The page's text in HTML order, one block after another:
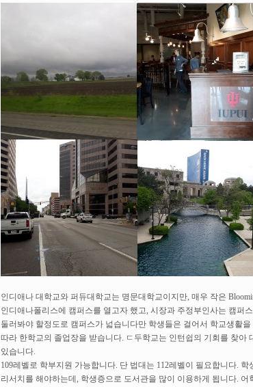
인디애나 대학교와 퍼듀대학교는 명문대학교이지만, 매우 작은
인디애나폴리스에 캠퍼스를 열고자 했고, 시장과 주정부인사는 캠퍼
둘러봐야 할정도로 캠퍼스가 넓습니다만 학생들은 걸어서 학교생활
따라 한학교의 졸업장을 받습니다. ㄷ두학교는 인턴쉽의 기회를 찾아
있습니다.
109레벨로 학부지원 가능합니다. 단 법대는 112레벨이 필요합니다. 학
리서치를 해야하는데, 학생증으로 도서관을 많이 이용하게 됩니다.